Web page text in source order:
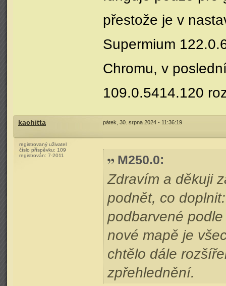
přestože je v
Supermium
Chromu, v
109.0.5414.120
kachitta pátek, 30. srpna 2024 - 11:36:19
registrovaný uživatel
číslo příspěvku: 109
registrován: 7-2011 M250.0:
Zdravím a děkuji
podnět, co
podbarvené
nové mapě je
chtělo dále
zpřehlednění.